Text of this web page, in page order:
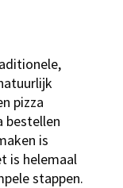
pizza
bestellen
is
is helemaal
stappen.